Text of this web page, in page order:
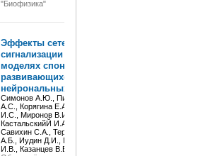
"Биофизика"
Эффекты сетевой
сигнализации в
моделях спонтанно
развивающихся
нейрональных...
Симонов А.Ю., Пимашкин
А.С., Корягина Е.А., Прокин
И.С., Миронов В.И.,
КастальскийЙ И.А.,
Савихин С.А., Терентьев
А.Б., Иудин Д.И., Мухина
И.В., Казанцев В.Б.